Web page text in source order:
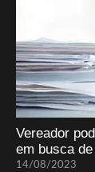
Vereador
em busca
14/08/2023